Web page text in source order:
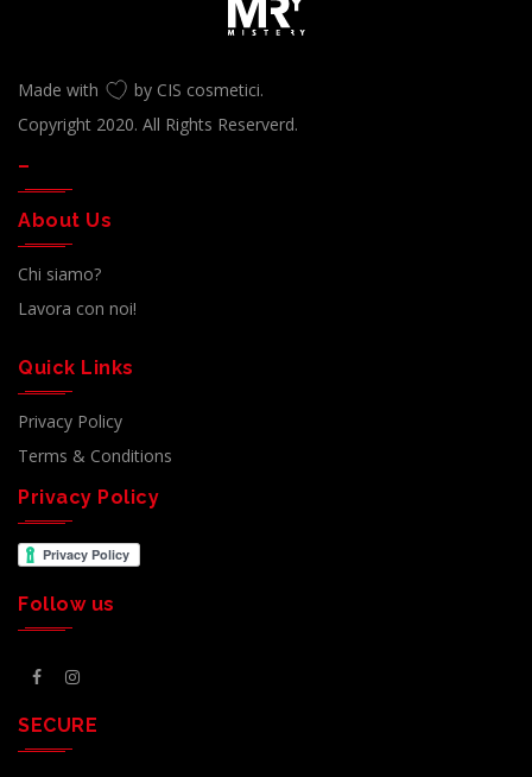
Made with
by CIS cosmetici.
Copyright 2020. All Rights Reserverd.
–
About Us
Chi siamo?
Lavora con noi!
Quick Links
Privacy Policy
Terms & Conditions
Privacy Policy
Follow us
SECURE